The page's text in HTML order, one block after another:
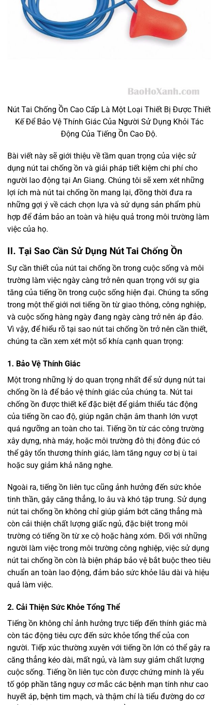
Nút Tai Chống Ồn Cao Cấp Là Một Loại Thiết Bị Được Thiết
Kế Để Bảo Vệ Thính Giác Của Người Sử Dụng Khỏi Tác
Động Của Tiếng Ồn Cao Độ.
Bài viết này sẽ giới thiệu về tầm quan trọng của việc sử
dụng nút tai chống ồn và giải pháp tiết kiệm chi phí cho
người lao động tại An Giang. Chúng tôi sẽ xem xét những
lợi ích mà nút tai chống ồn mang lại, đồng thời đưa ra
những gợi ý về cách chọn lựa và sử dụng sản phẩm phù
hợp để đảm bảo an toàn và hiệu quả trong môi trường làm
việc của họ.
II. Tại Sao Cần Sử Dụng Nút Tai Chống Ồn
Sự cần thiết của nút tai chống ồn trong cuộc sống và môi
trường làm việc ngày càng trở nên quan trọng với sự gia
tăng của tiếng ồn trong cuộc sống hiện đại. Chúng ta sống
trong một thế giới nơi tiếng ồn từ giao thông, công nghiệp,
và cuộc sống hàng ngày đang ngày càng trở nên áp đảo.
Vì vậy, để hiểu rõ tại sao nút tai chống ồn trở nên cần thiết,
chúng ta cần xem xét một số khía cạnh quan trọng:
1. Bảo Vệ Thính Giác
Một trong những lý do quan trọng nhất để sử dụng nút tai
chống ồn là để bảo vệ thính giác của chúng ta. Nút tai
chống ồn được thiết kế đặc biệt để giảm thiểu tác động
của tiếng ồn cao độ, giúp ngăn chặn âm thanh lớn vượt
quá ngưỡng an toàn cho tai. Tiếng ồn từ các công trường
xây dựng, nhà máy, hoặc môi trường đô thị đông đúc có
thể gây tổn thương thính giác, làm tăng nguy cơ bị ù tai
hoặc suy giảm khả năng nghe.
Ngoài ra, tiếng ồn liên tục cũng ảnh hưởng đến sức khỏe
tinh thần, gây căng thẳng, lo âu và khó tập trung. Sử dụng
nút tai chống ồn không chỉ giúp giảm bớt căng thẳng mà
còn cải thiện chất lượng giấc ngủ, đặc biệt trong môi
trường có tiếng ồn từ xe cộ hoặc hàng xóm. Đối với những
người làm việc trong môi trường công nghiệp, việc sử dụng
nút tai chống ồn còn là biện pháp bảo vệ bắt buộc theo tiêu
chuẩn an toàn lao động, đảm bảo sức khỏe lâu dài và hiệu
quả làm việc.
2. Cải Thiện Sức Khỏe Tổng Thể
Tiếng ồn không chỉ ảnh hưởng trực tiếp đến thính giác mà
còn tác động tiêu cực đến sức khỏe tổng thể của con
người. Tiếp xúc thường xuyên với tiếng ồn lớn có thể gây ra
căng thẳng kéo dài, mất ngủ, và làm suy giảm chất lượng
cuộc sống. Tiếng ồn liên tục còn được chứng minh là yếu
tố góp phần tăng nguy cơ mắc các bệnh mạn tính như cao
huyết áp, bệnh tim mạch, và thậm chí là tiểu đường do cơ